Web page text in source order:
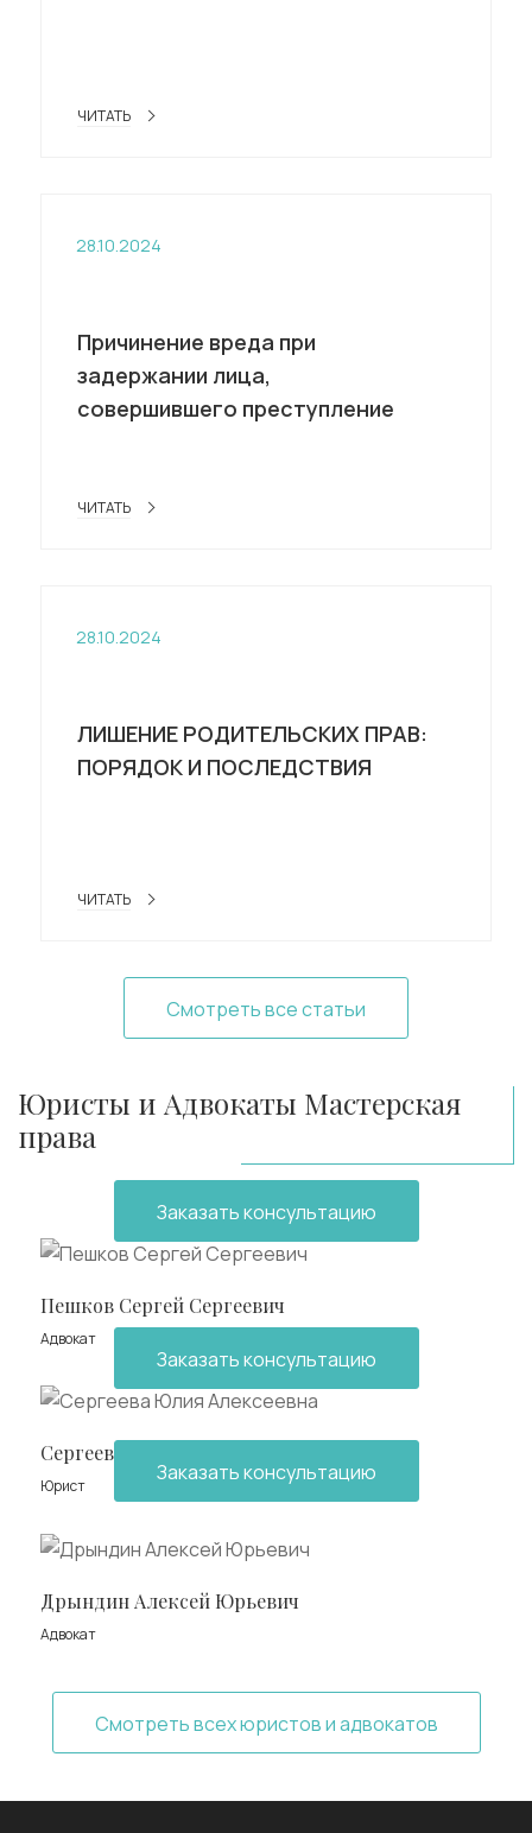
ЧИТАТЬ
28.10.2024
Причинение вреда при
задержании лица,
совершившего преступление
ЧИТАТЬ
28.10.2024
ЛИШЕНИЕ РОДИТЕЛЬСКИХ ПРАВ:
ПОРЯДОК И ПОСЛЕДСТВИЯ
ЧИТАТЬ
Смотреть все статьи
Юристы и Адвокаты Мастерская
права
Пешков Сергей Сергеевич
Адвокат
Заказать консультацию
Сергеева Юлия Алексеевна
Юрист
Заказать консультацию
Дрындин Алексей Юрьевич
Адвокат
Заказать консультацию
Смотреть всех юристов и адвокатов